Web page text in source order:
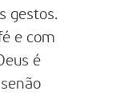
gestos.
e com
é